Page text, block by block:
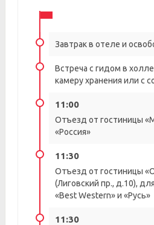
Завтрак в отеле и
Встреча с гидом в
камеру хранения или с
11:00
Отъезд от гостиницы
«Россия»
11:30
Отъезд от гостиницы
(Лиговский пр., д.10),
«Best Western» и «Русь»
11:30